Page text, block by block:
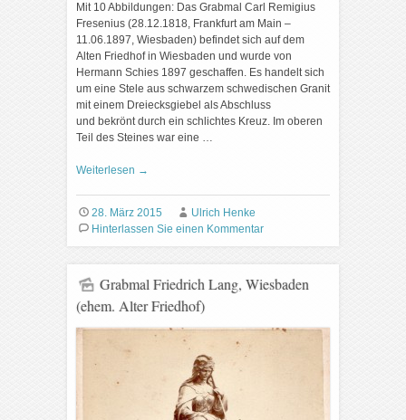
Mit 10 Abbildungen: Das Grabmal Carl Remigius
Fresenius (28.12.1818, Frankfurt am Main –
11.06.1897, Wiesbaden) befindet sich auf dem
Alten Friedhof in Wiesbaden und wurde von
Hermann Schies 1897 geschaffen. Es handelt sich
um eine Stele aus schwarzem schwedischen Granit
mit einem Dreiecksgiebel als Abschluss
und bekrönt durch ein schlichtes Kreuz. Im oberen
Teil des Steines war eine …
Weiterlesen →
28. März 2015
Ulrich Henke
Hinterlassen Sie einen Kommentar
Grabmal Friedrich Lang, Wiesbaden
(ehem. Alter Friedhof)